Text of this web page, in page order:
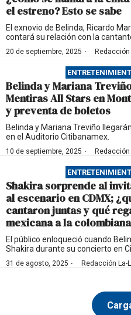
el estreno? Esto se sabe
El exnovio de Belinda, Ricardo
contará su relación con la
20 de septiembre, 2025 · Redacción
Belinda y Mariana
Mentiras All Stars en
y preventa de boletos
Belinda y Mariana Treviño
en el Auditorio Citibanamex.
10 de septiembre, 2025 · Redacción
Shakira sorprende al
al escenario en CDMX;
cantaron juntas y qué
mexicana a la
El público enloqueció cuando
Shakira durante su concierto en
31 de agosto, 2025 · Redacción La-